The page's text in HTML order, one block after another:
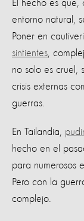
El hecho es que,
entorno natural,
Poner en
sintientes ,
no solo es cruel,
crisis externas
guerras.
En Tailandia,
hecho en el
para numerosos
Pero con la
complejo.